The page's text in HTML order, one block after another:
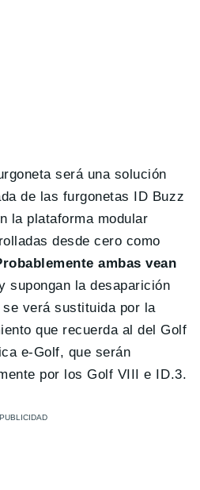
será una solución
de las furgonetas ID Buzz
la plataforma modular
desde cero como
ambas vean
supongan la desaparición
verá sustituida por la
que recuerda al del Golf
e-Golf, que serán
por los Golf VIII e ID.3.